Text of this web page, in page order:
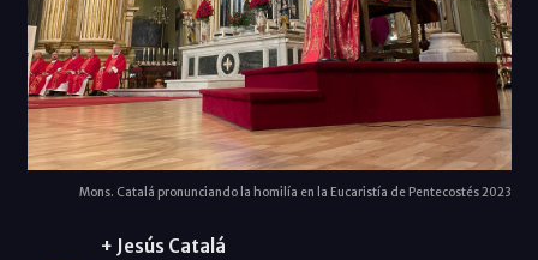
Mons. Catalá pronunciando la homilía en la Eucaristía de Pentecostés 2023
+ Jesús Catalá